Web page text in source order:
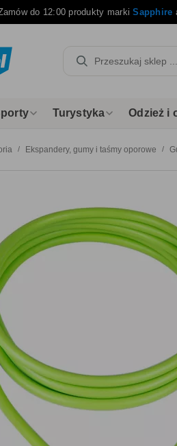
do 12:00 produkty markiSapphire
Turystyka Odzież i
Ekspandery, gumy i taśmy oporowe